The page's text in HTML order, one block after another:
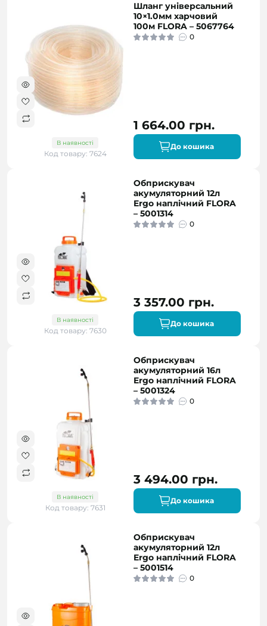
В наявності
Код товару: 7624
Шланг універсальний
10×1.0мм харчовий
100м FLORA – 5067764
0
1 664.00 грн.
До кошика
В наявності
Код товару: 7630
Обприскувач
акумуляторний 12л
Ergo наплічний FLORA
– 5001314
0
3 357.00 грн.
До кошика
В наявності
Код товару: 7631
Обприскувач
акумуляторний 16л
Ergo наплічний FLORA
– 5001324
0
3 494.00 грн.
До кошика
Обприскувач
акумуляторний 12л
Ergo наплічний FLORA
– 5001514
0